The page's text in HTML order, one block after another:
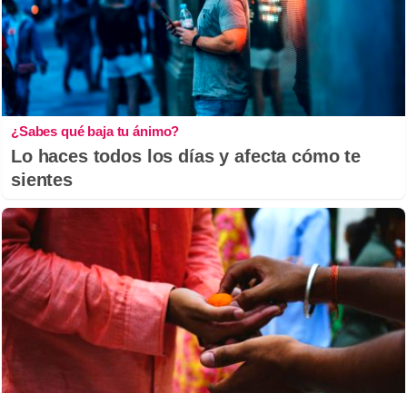
¿Sabes qué baja tu ánimo?
Lo haces todos los días y afecta cómo te
sientes